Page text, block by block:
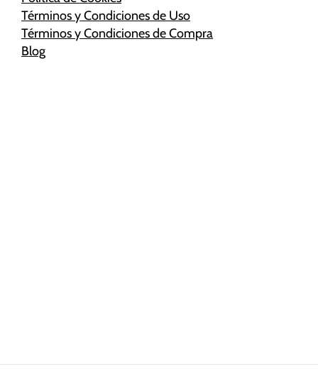
Términos y Condiciones de Uso
Términos y Condiciones de Compra
Blog